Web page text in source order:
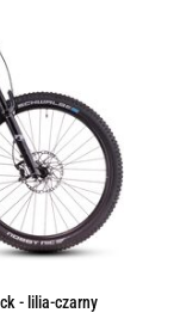
- lilia-czarny